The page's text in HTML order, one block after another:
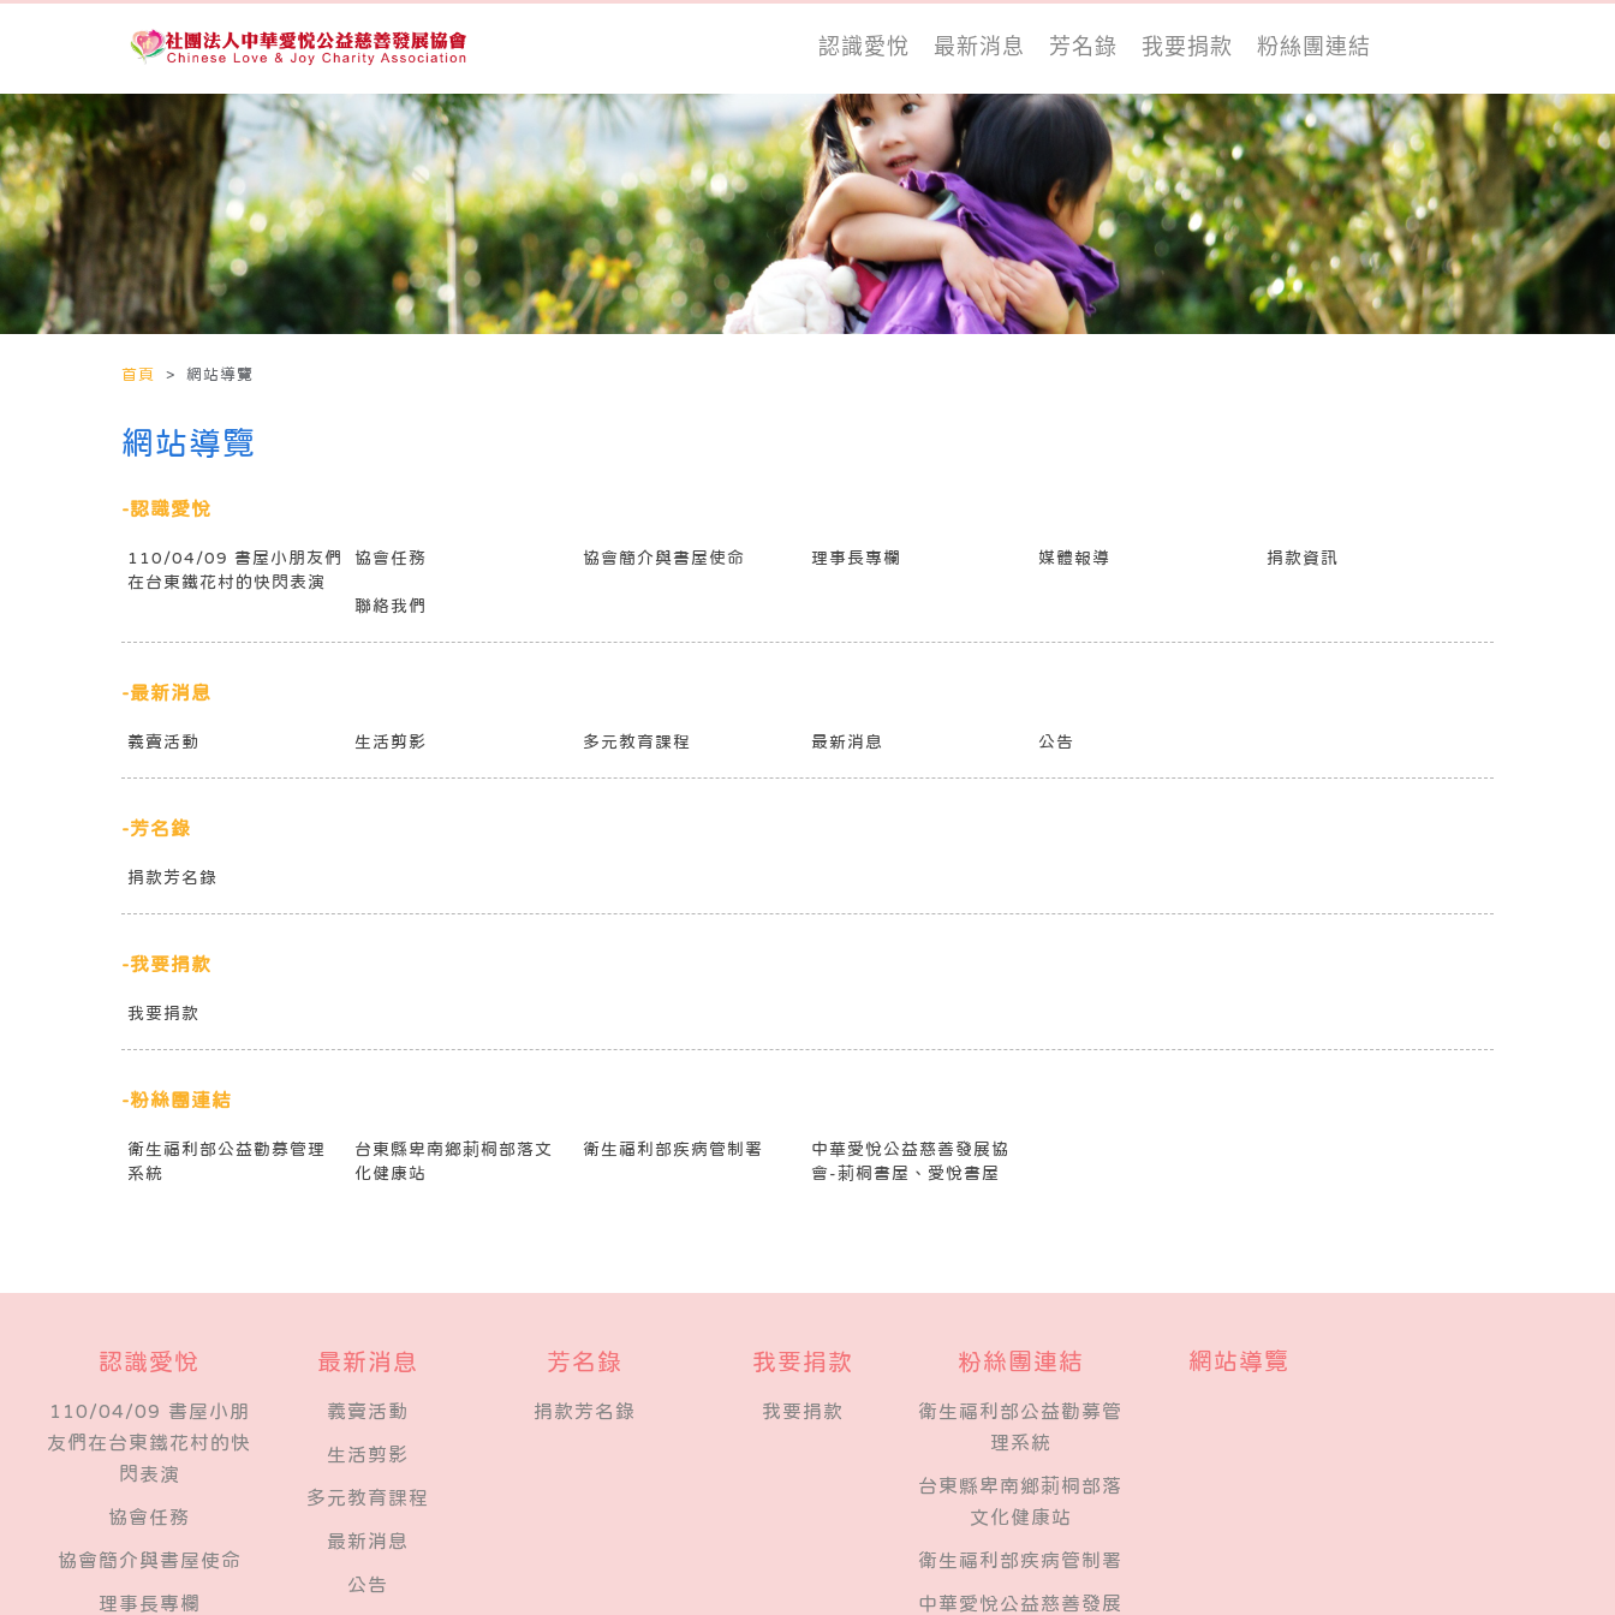
認識愛悅 最新消息 芳名錄 我要捐款 粉絲團連結
首頁 > 網站導覽
網站導覽
-認識愛悅
110/04/09 書屋小朋友們
在台東鐵花村的快閃表演
​協會任務 協會簡介與書屋使命 理事長專欄 媒體報導 捐款資訊
聯絡我們
-最新消息
義賣活動 生活剪影 多元教育課程 最新消息 公告
-芳名錄
捐款芳名錄
-我要捐款
我要捐款
-粉絲團連結
衛生福利部公益勸募管理
系統
台東縣卑南鄉莿桐部落文
化健康站
衛生福利部疾病管制署
中華愛悅公益慈善發展協
會-莿桐書屋、愛悅書屋
認識愛悅
110/04/09 書屋小朋
友們在台東鐵花村的快
閃表演
​協會任務
協會簡介與書屋使命
理事長專欄
最新消息
義賣活動
生活剪影
多元教育課程
最新消息
公告
芳名錄
捐款芳名錄
我要捐款
我要捐款
粉絲團連結
衛生福利部公益勸募管
理系統
台東縣卑南鄉莿桐部落
文化健康站
衛生福利部疾病管制署
中華愛悅公益慈善發展
網站導覽